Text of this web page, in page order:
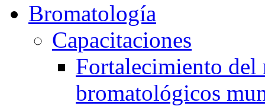
Bromatología
Capacitaciones
Fortalecimiento del
bromatológicos